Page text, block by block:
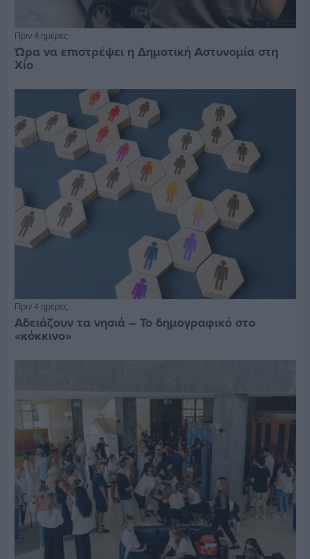
Πριν 4 ημέρες
Ώρα να επιστρέψει η Δημοτική Αστυνομία στη
Χίο
Πριν 4 ημέρες
Αδειάζουν τα νησιά – Το δημογραφικό στο
«κόκκινο»